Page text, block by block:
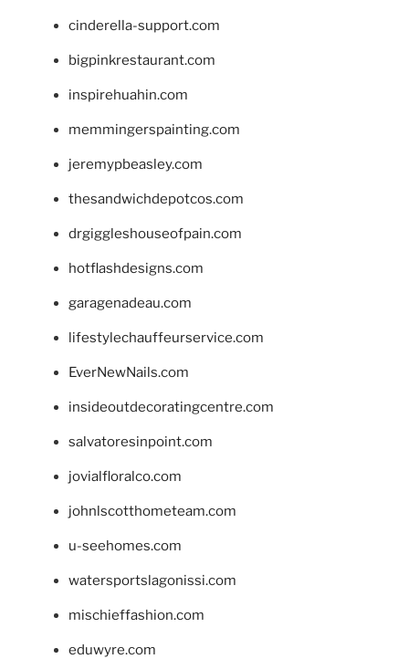
cinderella-support.com
bigpinkrestaurant.com
inspirehuahin.com
memmingerspainting.com
jeremypbeasley.com
thesandwichdepotcos.com
drgiggleshouseofpain.com
hotflashdesigns.com
garagenadeau.com
lifestylechauffeurservice.com
EverNewNails.com
insideoutdecoratingcentre.com
salvatoresinpoint.com
jovialfloralco.com
johnlscotthometeam.com
u-seehomes.com
watersportslagonissi.com
mischieffashion.com
eduwyre.com